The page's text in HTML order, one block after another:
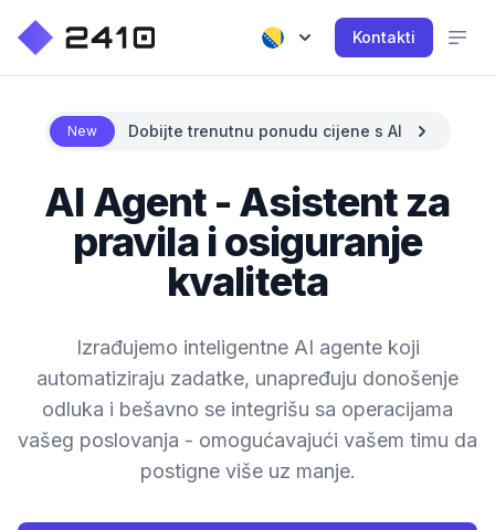
Kontakti
New Dobijte trenutnu ponudu cijene s AI
AI Agent - Asistent za
pravila i osiguranje
kvaliteta
Izrađujemo inteligentne AI agente koji
automatiziraju zadatke, unapređuju donošenje
odluka i bešavno se integrišu sa operacijama
vašeg poslovanja - omogućavajući vašem timu da
postigne više uz manje.